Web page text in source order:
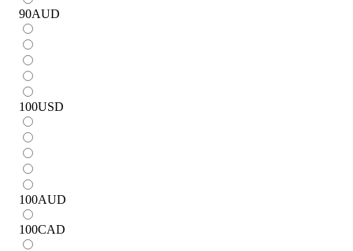
90AUD
100USD
100AUD
100CAD